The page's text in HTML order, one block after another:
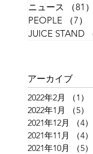
ニュース
（81）
PEOPLE
（7）
JUICE STAND
アーカイブ
2022年2月 （1）
2022年1月
（5）
2021年12月
（4）
2021年11月
（4）
2021年10月
（5）